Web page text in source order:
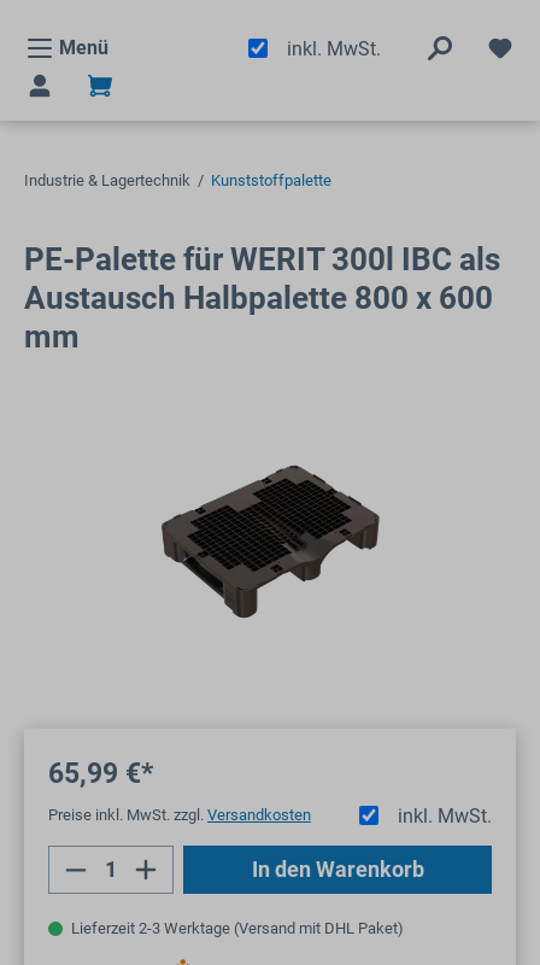
Menü
inkl. MwSt.
Industrie & Lagertechnik / Kunststoffpalette
PE-Palette für WERIT 300l IBC als
Austausch Halbpalette 800 x 600
mm
65,99 €*
inkl. MwSt.
Preise inkl. MwSt. zzgl. Versandkosten
Produkt Anzahl: Gib den gewünschten
In den Warenkorb
Lieferzeit 2-3 Werktage (Versand mit DHL Paket)